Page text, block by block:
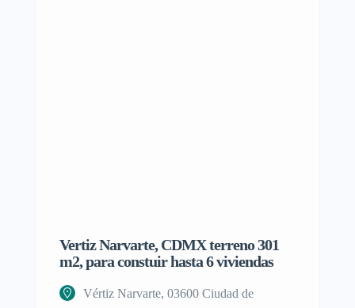
Vertiz Narvarte, CDMX terreno 301
m2, para constuir hasta 6 viviendas
Vértiz Narvarte, 03600 Ciudad de